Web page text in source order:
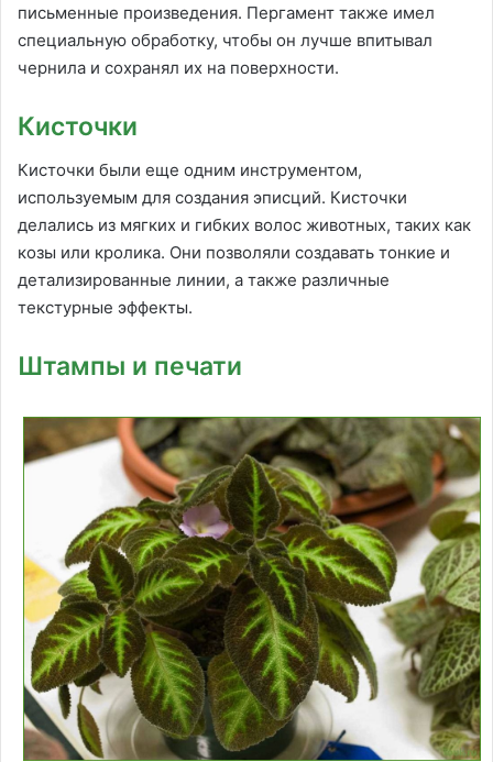
письменные произведения. Пергамент также имел
специальную обработку, чтобы он лучше впитывал
чернила и сохранял их на поверхности.
Кисточки
Кисточки были еще одним инструментом,
используемым для создания эписций. Кисточки
делались из мягких и гибких волос животных, таких как
козы или кролика. Они позволяли создавать тонкие и
детализированные линии, а также различные
текстурные эффекты.
Штампы и печати